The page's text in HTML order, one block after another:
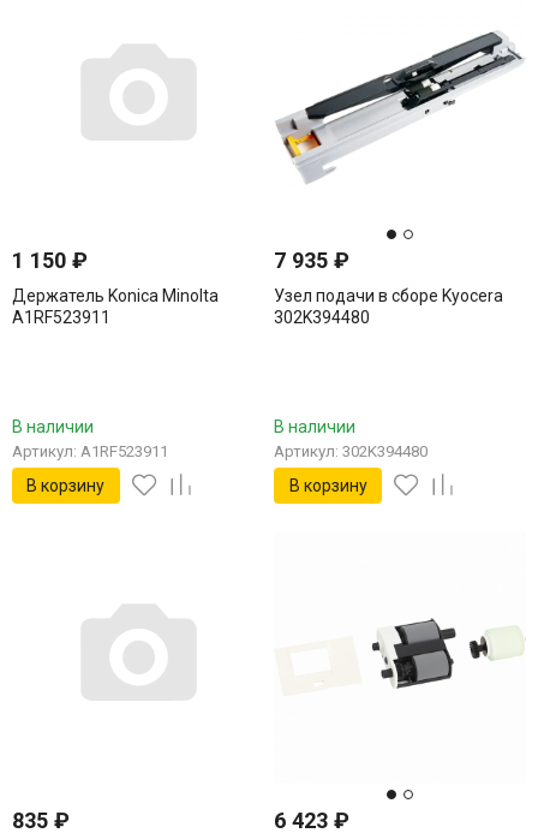
1 150 ₽
Держатель Konica Minolta
A1RF523911
В наличии
Артикул: A1RF523911
В корзину
7 935₽
Узел подачи в сборе Kyocera
302K394480
В наличии
Артикул: 302K394480
В корзину
835 ₽ 6 423₽